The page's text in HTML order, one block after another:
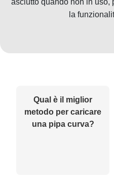
la
Qual è il miglior
metodo per caricare
una pipa curva?